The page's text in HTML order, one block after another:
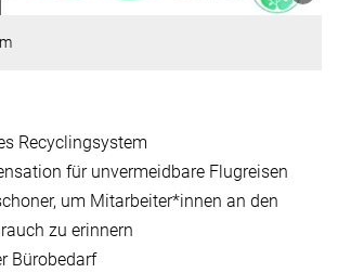
Recyclingsystem
für unvermeidbare Flugreisen
um Mitarbeiter*innen an den
zu erinnern
Bürobedarf